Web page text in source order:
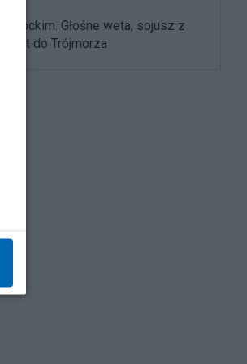
Głośne weta, sojusz z
do Trójmorza